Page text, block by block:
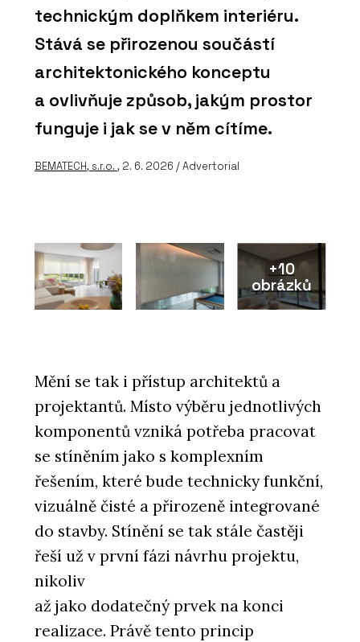
technickým doplňkem interiéru.
Stává se přirozenou součástí
architektonického konceptu
a ovlivňuje způsob, jakým prostor
funguje i jak se v něm cítíme.
BEMATECH, s.r.o. , 2. 6. 2026 / Advertorial
+10
obrázků
Mění se tak i přístup architektů a
projektantů. Místo výběru jednotlivých
komponentů vzniká potřeba pracovat
se stíněním jako s komplexním
řešením, které bude technicky funkční,
vizuálně čisté a přirozeně integrované
do stavby. Stínění se tak stále častěji
řeší už v první fázi návrhu projektu,
nikoliv
až jako dodatečný prvek na konci
realizace. Právě tento princip